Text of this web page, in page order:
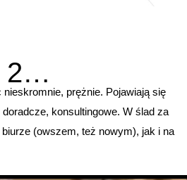
2…
prężnie. Pojawiają się
konsultingowe. W ślad za
(owszem, też nowym), jak i na